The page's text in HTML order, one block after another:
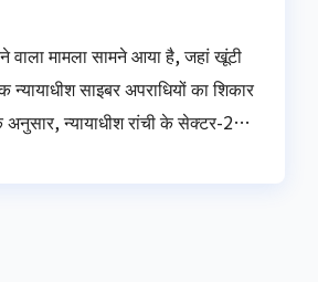
वाला मामला सामने आया है, जहां खूंटी
साइबर अपराधियों का शिकार
न्यायाधीश रांची के सेक्टर-2…